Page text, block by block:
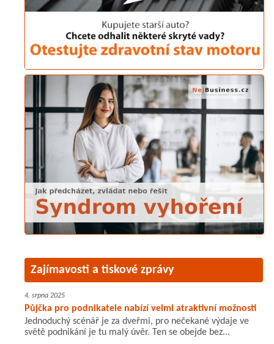
Zajímavosti a tiskové zprávy
4. srpna 2025
Půjčka pro podnikatele nabízí velmi atraktivní možnosti
Jednoduchý scénář je za dveřmi, pro nečekané výdaje ve
světě podnikání je tu malý úvěr. Ten se obejde bez...